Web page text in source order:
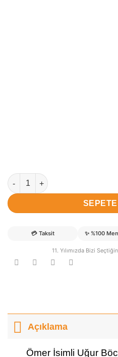
Ömer isimli Hastane Bebek Kapı
💳 Taksit ✨ %100
11. Yılımızda Bizi
Açıklama
Ömer İsimli Uğur